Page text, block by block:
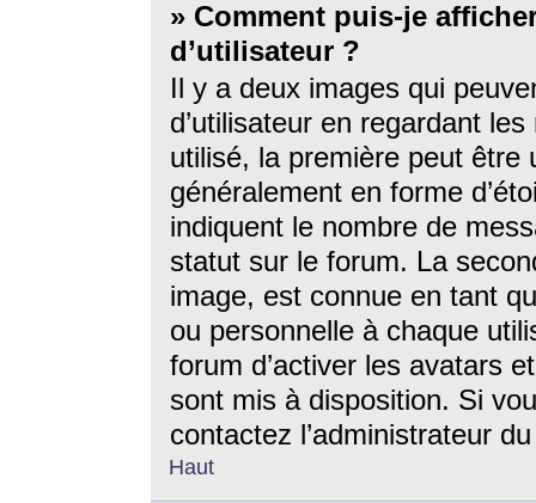
» Comment puis-je
d’utilisateur ?
Il y a deux images qui
d’utilisateur en regardant
utilisé, la première peut être
généralement en forme
indiquent le nombre de
statut sur le forum. La
image, est connue en tant
ou personnelle à chaque
forum d’activer les avatars
sont mis à disposition. Si
contactez l’administrateur
Haut